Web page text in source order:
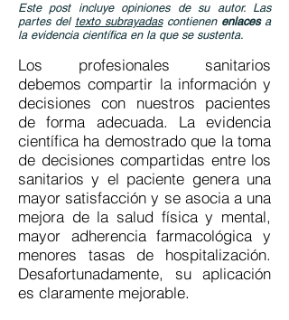
Este post incluye opiniones de su autor. Las
partes del texto subrayadascontienen enlacesa
la evidencia científica en la que se sustenta.
Los profesionales sanitarios
debemos compartir la información y
decisiones con nuestros pacientes
de forma adecuada. La evidencia
científica ha demostrado que la toma
de decisiones compartidas entre los
sanitarios y el paciente genera una
mayor satisfacción y se asocia a una
mejora de la salud física y mental,
mayor adherencia farmacológica y
menores tasas de hospitalización.
Desafortunadamente, su aplicación
es claramente mejorable.